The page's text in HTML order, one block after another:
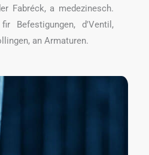
Fabréck, a medezinesch.
Befestigungen, d'Ventil,
an Armaturen.